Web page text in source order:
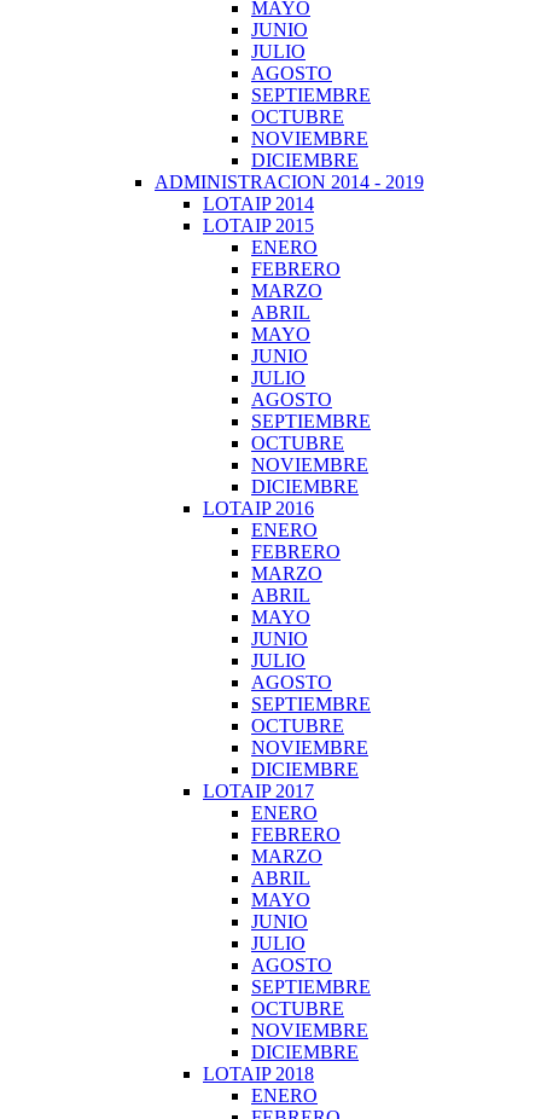
MAYO
JUNIO
JULIO
AGOSTO
SEPTIEMBRE
OCTUBRE
NOVIEMBRE
DICIEMBRE
ADMINISTRACION 2014 - 2019
LOTAIP 2014
LOTAIP 2015
ENERO
FEBRERO
MARZO
ABRIL
MAYO
JUNIO
JULIO
AGOSTO
SEPTIEMBRE
OCTUBRE
NOVIEMBRE
DICIEMBRE
LOTAIP 2016
ENERO
FEBRERO
MARZO
ABRIL
MAYO
JUNIO
JULIO
AGOSTO
SEPTIEMBRE
OCTUBRE
NOVIEMBRE
DICIEMBRE
LOTAIP 2017
ENERO
FEBRERO
MARZO
ABRIL
MAYO
JUNIO
JULIO
AGOSTO
SEPTIEMBRE
OCTUBRE
NOVIEMBRE
DICIEMBRE
LOTAIP 2018
ENERO